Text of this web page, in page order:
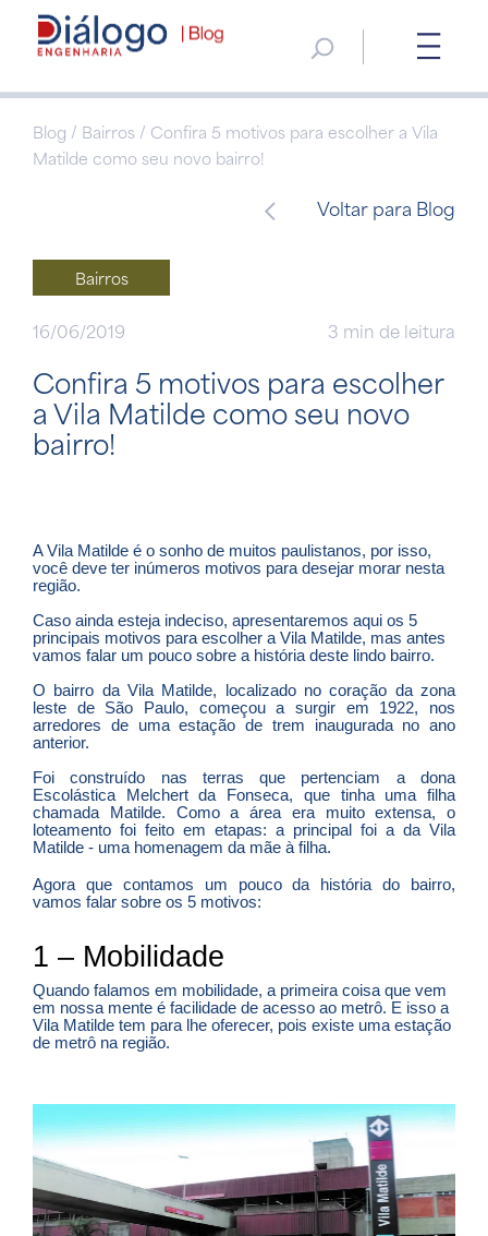
Blog / Bairros / Confira 5 motivos para escolher a Vila
Matilde como seu novo bairro!
Voltar para Blog
Bairros
16/06/2019 3 min de leitura
Confira 5 motivos para escolher
a Vila Matilde como seu novo
bairro!
A Vila Matilde é o sonho de muitos paulistanos, por isso,
você deve ter inúmeros motivos para desejar morar nesta
região.
Caso ainda esteja indeciso, apresentaremos aqui os 5
principais motivos para escolher a Vila Matilde, mas antes
vamos falar um pouco sobre a história deste lindo bairro.
O bairro da Vila Matilde, localizado no coração da zona
leste de São Paulo, começou a surgir em 1922, nos
arredores de uma estação de trem inaugurada no ano
anterior.
Foi construído nas terras que pertenciam a dona
Escolástica Melchert da Fonseca, que tinha uma filha
chamada Matilde. Como a área era muito extensa, o
loteamento foi feito em etapas: a principal foi a da Vila
Matilde - uma homenagem da mãe à filha.
Agora que contamos um pouco da história do bairro,
vamos falar sobre os 5 motivos:
1 – Mobilidade
Quando falamos em mobilidade, a primeira coisa que vem
em nossa mente é facilidade de acesso ao metrô. E isso a
Vila Matilde tem para lhe oferecer, pois existe uma estação
de metrô na região.